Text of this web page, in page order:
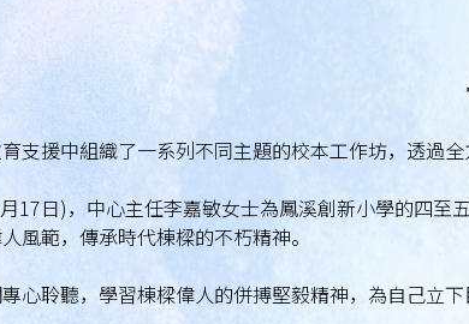
支援中組織了一系列不同主題的校本工作坊，透過
17日)，中心主任李嘉敏女士為鳳溪創新小學的四
風範，傳承時代棟樑的不朽精神。
心聆聽，學習棟樑偉人的併搏堅毅精神，為自己立下